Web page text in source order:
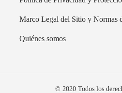
Marco Legal del Sitio y Normas
Quiénes somos
© 2020 Todos los